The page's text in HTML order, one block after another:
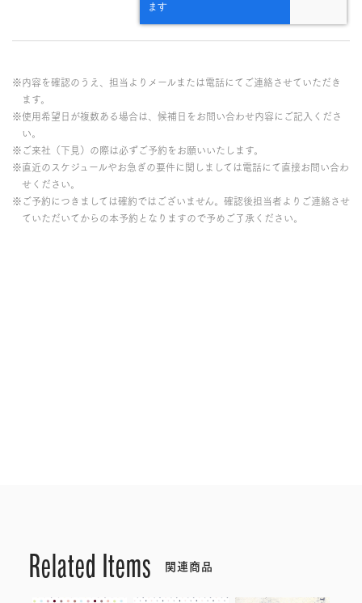
※内容を確認のうえ、担当よりメールまたは電話にてご連絡させていただき
ます。
※使用希望日が複数ある場合は、候補日をお問い合わせ内容にご記入くださ
い。
※ご来社（下見）の際は必ずご予約をお願いいたします。
※直近のスケジュールやお急ぎの要件に関しましては電話にて直接お問い合わ
せください。
※ご予約につきましては確約ではございません。確認後担当者よりご連絡させ
ていただいてからの本予約となりますので予めご了承ください。
Related Items 関連商品